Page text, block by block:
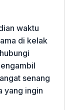
waktu
di kelak
senang
yang ingin